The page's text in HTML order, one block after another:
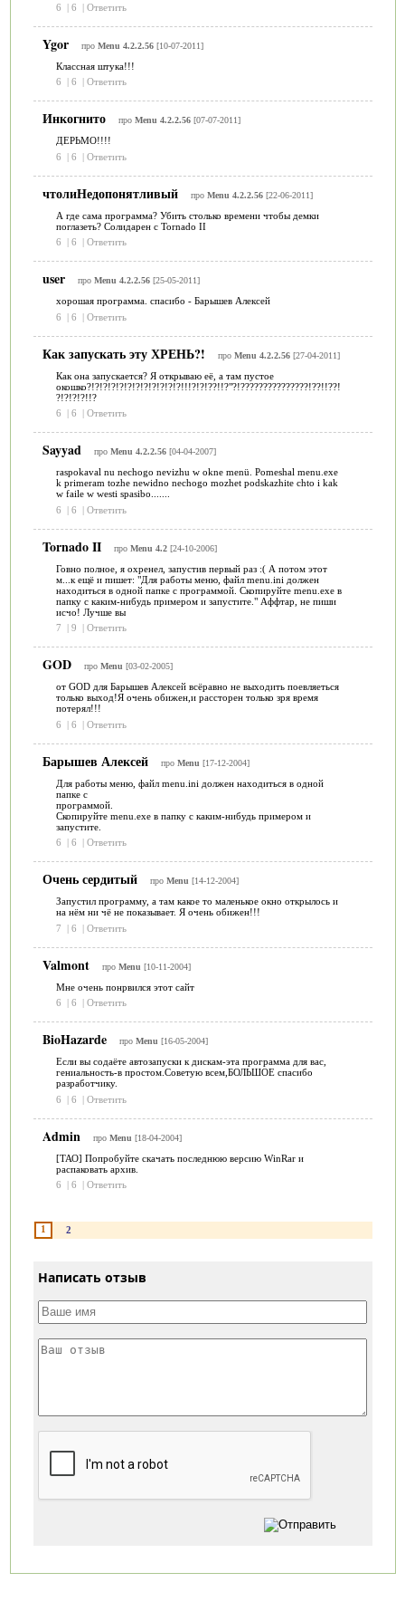
6
| 6 | Ответить
Ygor про Menu 4.2.2.56[10-07-2011]
Классная штука!!!
6
| 6 | Ответить
Инкогнито про Menu 4.2.2.56[07-07-2011]
ДЕРЬМО!!!!
6
| 6 | Ответить
чтолиНедопонятливый про Menu 4.2.2.56[22-06-2011]
А где сама программа? Убить столько времени чтобы демки
поглазеть? Солидарен с Tornado II
6
| 6 | Ответить
user про Menu 4.2.2.56[25-05-2011]
хорошая программа. спасибо - Барышев Алексей
6
| 6 | Ответить
Как запускать эту ХРЕНЬ?! про Menu 4.2.2.56[27-04-2011]
Как она запускается? Я открываю её, а там пустое
окошко?!?!?!?!?!?!?!?!?!?!?!?!!!?!?!??!!?"?!???????????????!??!!??!
?!?!?!?!!?
6
| 6 | Ответить
Sayyad про Menu 4.2.2.56[04-04-2007]
raspokaval nu nechogo nevizhu w okne menü. Pomeshal menu.exe
k primeram tozhe newidno nechogo mozhet podskazhite chto i kak
w faile w westi spasibo.......
6
| 6 | Ответить
Tornado II про Menu 4.2[24-10-2006]
Говно полное, я охренел, запустив первый раз :( А потом этот
м...к ещё и пишет: "Для работы меню, файл menu.ini должен
находиться в одной папке с программой. Скопируйте menu.exe в
папку с каким-нибудь примером и запустите." Аффтар, не пиши
исчо! Лучше вы
7
| 9 | Ответить
GOD про Menu [03-02-2005]
от GOD для Барышев Алексей всёравно не выходить поевляеться
только выход!Я очень обижен,и рассторен только зря время
потерял!!!
6
| 6 | Ответить
Барышев Алексей про Menu [17-12-2004]
Для работы меню, файл menu.ini должен находиться в одной
папке с
программой.
Скопируйте menu.exe в папку с каким-нибудь примером и
запустите.
6
| 6 | Ответить
Очень сердитый про Menu [14-12-2004]
Запустил программу, а там какое то маленькое окно открылось и
на нём ни чё не показывает. Я очень обижен!!!
7
| 6 | Ответить
Valmont про Menu [10-11-2004]
Мне очень понрвился этот сайт
6
| 6 | Ответить
BioHazarde про Menu [16-05-2004]
Если вы содаёте автозапуски к дискам-эта программа для вас,
гениальность-в простом.Советую всем,БОЛЬШОЕ спасибо
разработчику.
6
| 6 | Ответить
Admin про Menu [18-04-2004]
[ТАО] Попробуйте скачать последнюю версию WinRar и
распаковать архив.
6
| 6 | Ответить
1 2
Написать отзыв